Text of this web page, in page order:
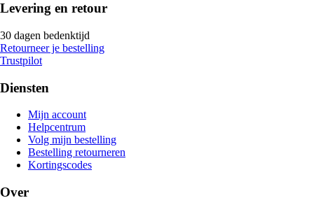
Levering en retour
30 dagen bedenktijd
Retourneer je bestelling
Trustpilot
Diensten
Mijn account
Helpcentrum
Volg mijn bestelling
Bestelling retourneren
Kortingscodes
Over